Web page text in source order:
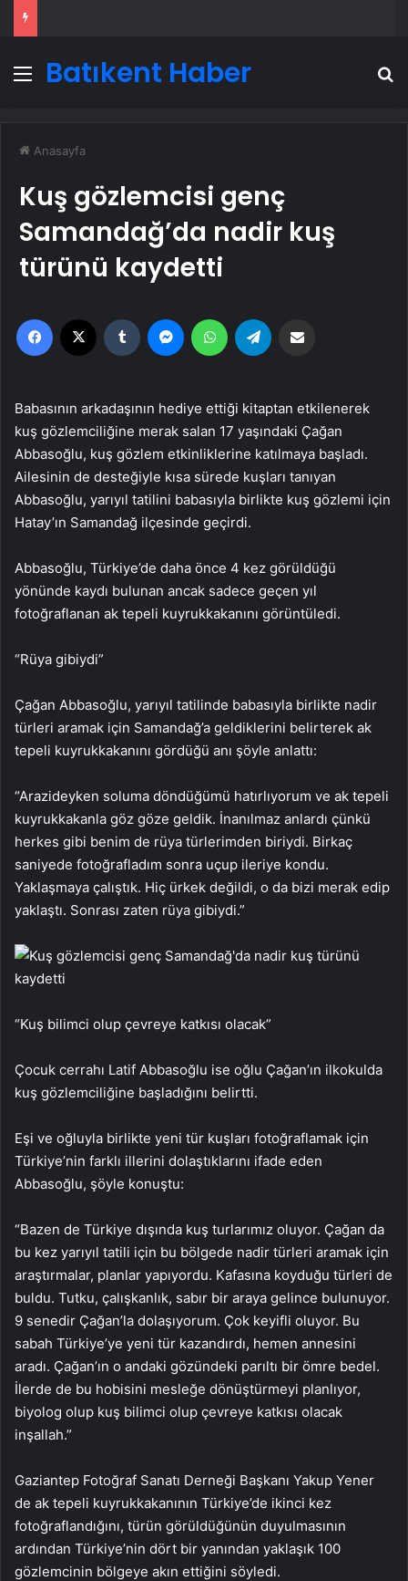
Menü
Batıkent Haber
Anasayfa
Kuş gözlemcisi genç
Samandağ’da nadir kuş
türünü kaydetti
Facebook Tumblr MessengerWhatsApp
Babasının arkadaşının hediye ettiği kitaptan etkilenerek
kuş gözlemciliğine merak salan 17 yaşındaki Çağan
Abbasoğlu, kuş gözlem etkinliklerine katılmaya başladı.
Ailesinin de desteğiyle kısa sürede kuşları tanıyan
Abbasoğlu, yarıyıl tatilini babasıyla birlikte kuş gözlemi için
Hatay’ın Samandağ ilçesinde geçirdi.
Abbasoğlu, Türkiye’de daha önce 4 kez görüldüğü
yönünde kaydı bulunan ancak sadece geçen yıl
fotoğraflanan ak tepeli kuyrukkakanını görüntüledi.
“Rüya gibiydi”
Çağan Abbasoğlu, yarıyıl tatilinde babasıyla birlikte nadir
türleri aramak için Samandağ’a geldiklerini belirterek ak
tepeli kuyrukkakanını gördüğü anı şöyle anlattı:
“Arazideyken soluma döndüğümü hatırlıyorum ve ak tepeli
kuyrukkakanla göz göze geldik. İnanılmaz anlardı çünkü
herkes gibi benim de rüya türlerimden biriydi. Birkaç
saniyede fotoğrafladım sonra uçup ileriye kondu.
Yaklaşmaya çalıştık. Hiç ürkek değildi, o da bizi merak edip
yaklaştı. Sonrası zaten rüya gibiydi.”
“Kuş bilimci olup çevreye katkısı olacak”
Çocuk cerrahı Latif Abbasoğlu ise oğlu Çağan’ın ilkokulda
kuş gözlemciliğine başladığını belirtti.
Eşi ve oğluyla birlikte yeni tür kuşları fotoğraflamak için
Türkiye’nin farklı illerini dolaştıklarını ifade eden
Abbasoğlu, şöyle konuştu:
“Bazen de Türkiye dışında kuş turlarımız oluyor. Çağan da
bu kez yarıyıl tatili için bu bölgede nadir türleri aramak için
araştırmalar, planlar yapıyordu. Kafasına koyduğu türleri de
buldu. Tutku, çalışkanlık, sabır bir araya gelince bulunuyor.
9 senedir Çağan’la dolaşıyorum. Çok keyifli oluyor. Bu
sabah Türkiye’ye yeni tür kazandırdı, hemen annesini
aradı. Çağan’ın o andaki gözündeki parıltı bir ömre bedel.
İlerde de bu hobisini mesleğe dönüştürmeyi planlıyor,
biyolog olup kuş bilimci olup çevreye katkısı olacak
inşallah.”
Gaziantep Fotoğraf Sanatı Derneği Başkanı Yakup Yener
de ak tepeli kuyrukkakanının Türkiye’de ikinci kez
fotoğraflandığını, türün görüldüğünün duyulmasının
ardından Türkiye’nin dört bir yanından yaklaşık 100
gözlemcinin bölgeye akın ettiğini söyledi.